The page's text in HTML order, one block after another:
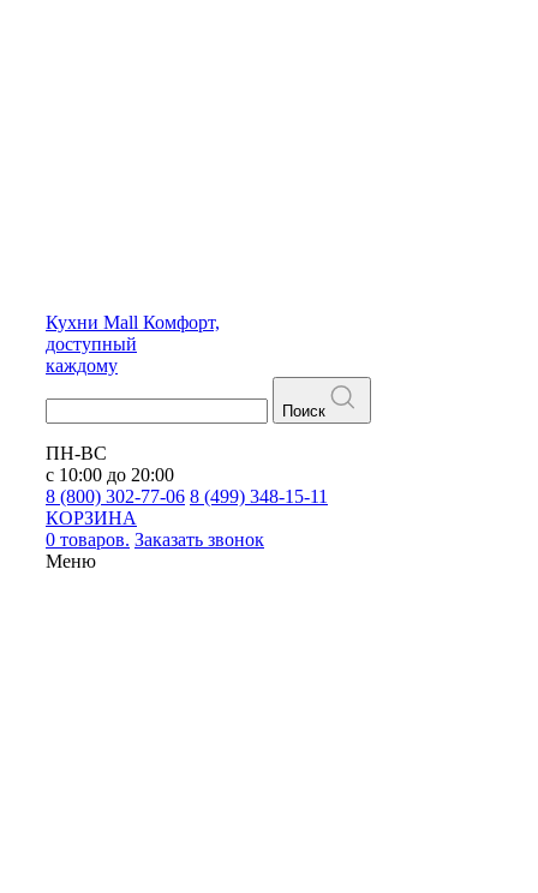
Кухни Mall Комфорт,
доступный
каждому
Поиск
ПН-ВС
с 10:00 до 20:00
8 (800) 302-77-06 8 (499) 348-15-11
КОРЗИНА
0 товаров. Заказать звонок
Меню